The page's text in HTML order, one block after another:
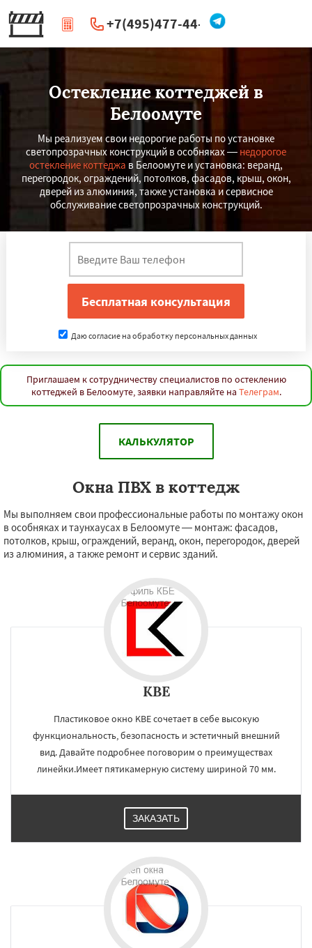
+7(495)477-44-66
| Перезвоните мне
Остекление коттеджей в
Белоомуте
Мы реализуем свои недорогие работы по установке
светопрозрачных конструкций в особняках — недорогое
остекление коттеджа в Белоомуте и установка: веранд,
перегородок, ограждений, потолков, фасадов, крыш, окон,
дверей из алюминия, также установка и сервисное
обслуживание светопрозрачных конструкций.
Даю согласие на обработку персональных данных
Приглашаем к сотрудничеству специалистов по остеклению
коттеджей в Белоомуте, заявки направляйте на Телеграм.
КАЛЬКУЛЯТОР
Окна ПВХ в коттедж
Мы выполняем свои профессиональные работы по монтажу окон
в особняках и таунхаусах в Белоомуте — монтаж: фасадов,
потолков, крыш, ограждений, веранд, окон, перегородок, дверей
из алюминия, а также ремонт и сервис зданий.
KBE
Пластиковое окно KBE сочетает в себе высокую
функциональность, безопасность и эстетичный внешний
вид. Давайте подробнее поговорим о преимуществах
линейки.Имеет пятикамерную систему шириной 70 мм.
ЗАКАЗАТЬ